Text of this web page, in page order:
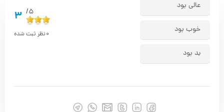
عالی بود
خوب بود
بد بود
5/
3
0نظر ثبت شده